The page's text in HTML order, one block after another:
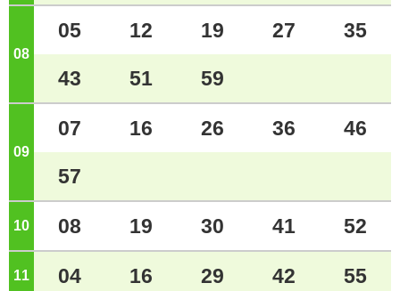
08 ジ
05 12 19 27 35
43 51 59
09 ジ
07 16 26 36 46
57
10 08 19 30 41 52
11 04 16 29 42 55